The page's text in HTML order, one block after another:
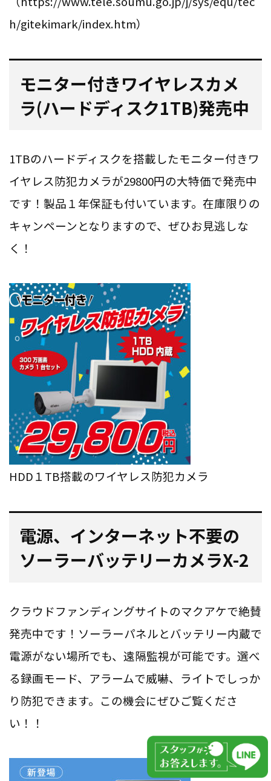
h/gitekimark/index.htm）
モニター付きワイヤレスカメ
ラ(ハードディスク1TB)発売中
1TBのハードディスクを搭載したモニター付きワ
イヤレス防犯カメラが29800円の大特価で発売中
です！製品１年保証も付いています。在庫限りの
キャンペーンとなりますので、ぜひお見逃しな
く！
HDD１TB搭載のワイヤレス防犯カメラ
電源、インターネット不要の
ソーラーバッテリーカメラX-2
クラウドファンディングサイトのマクアケで絶賛
発売中です！ソーラーパネルとバッテリー内蔵で
電源がない場所でも、遠隔監視が可能です。選べ
る録画モード、アラームで威嚇、ライトでしっか
り防犯できます。この機会にぜひご覧くださ
い！！